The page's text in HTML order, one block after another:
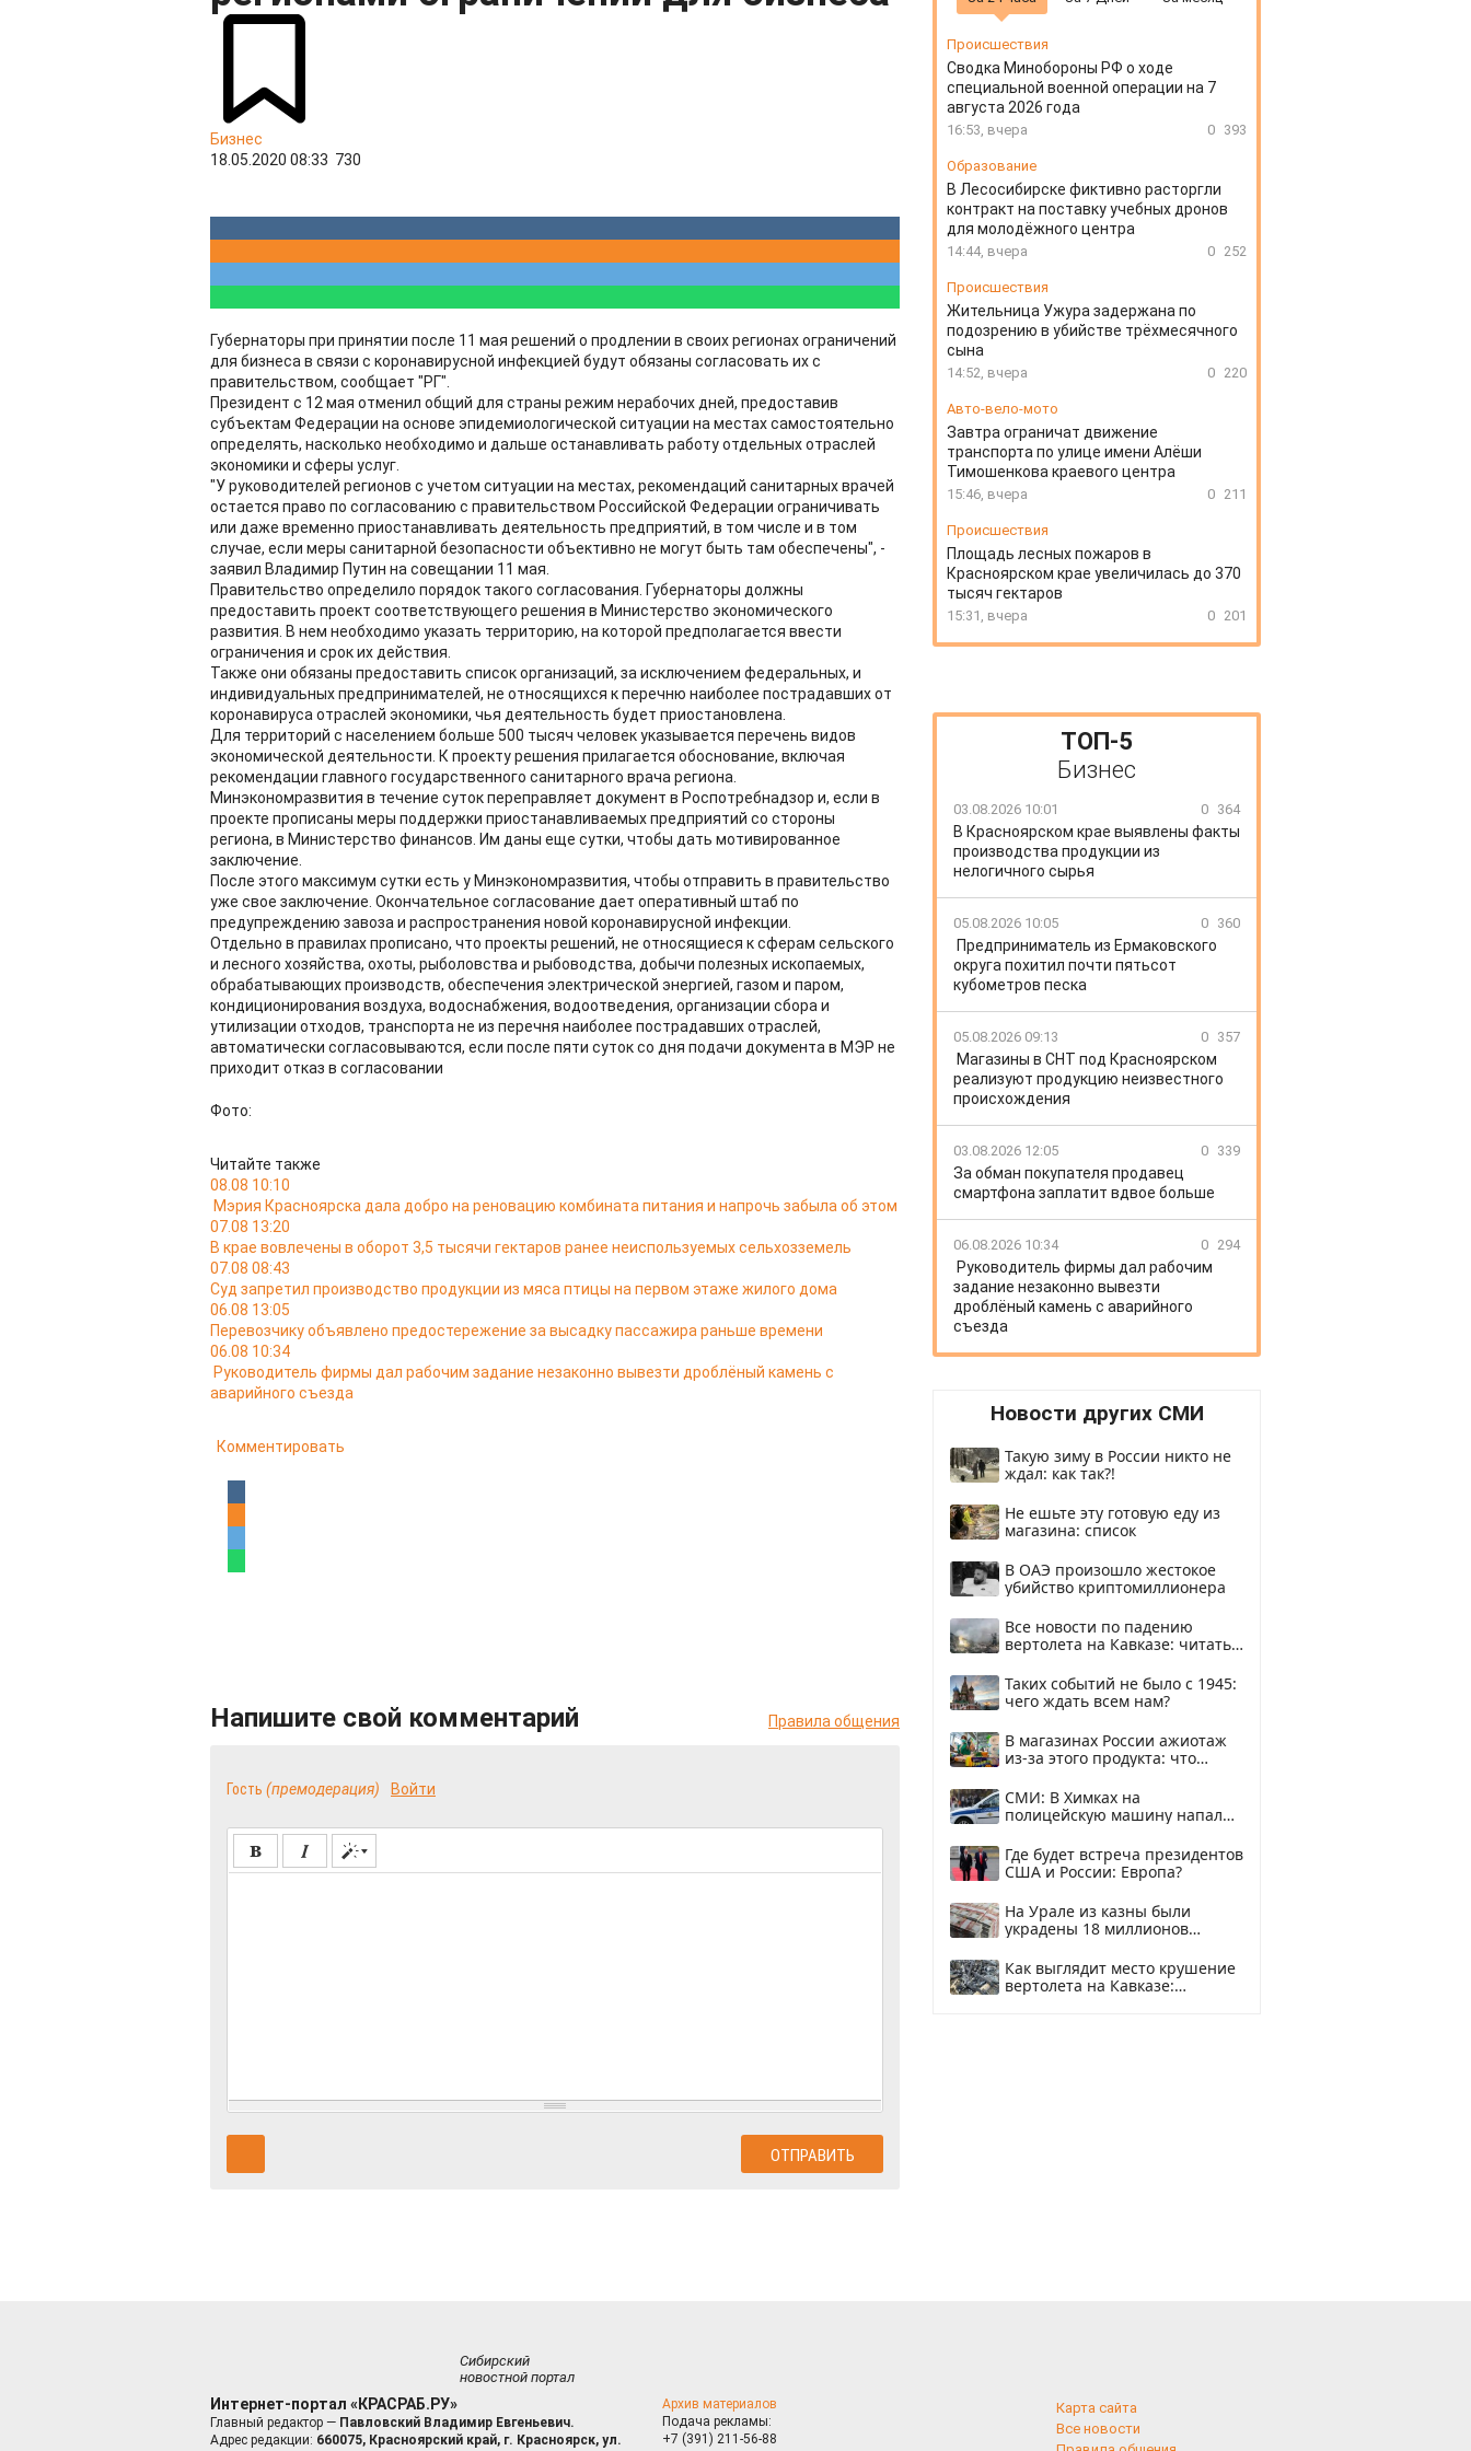
Бизнес
18.05.2020 08:33 730
Губернаторы при принятии после 11 мая решений о продлении в своих регионах ограничений
для бизнеса в связи с коронавирусной инфекцией будут обязаны согласовать их с
правительством, сообщает "РГ".
Президент с 12 мая отменил общий для страны режим нерабочих дней, предоставив
субъектам Федерации на основе эпидемиологической ситуации на местах самостоятельно
определять, насколько необходимо и дальше останавливать работу отдельных отраслей
экономики и сферы услуг.
"У руководителей регионов с учетом ситуации на местах, рекомендаций санитарных врачей
остается право по согласованию с правительством Российской Федерации ограничивать
или даже временно приостанавливать деятельность предприятий, в том числе и в том
случае, если меры санитарной безопасности объективно не могут быть там обеспечены", -
заявил Владимир Путин на совещании 11 мая.
Правительство определило порядок такого согласования. Губернаторы должны
предоставить проект соответствующего решения в Министерство экономического
развития. В нем необходимо указать территорию, на которой предполагается ввести
ограничения и срок их действия.
Также они обязаны предоставить список организаций, за исключением федеральных, и
индивидуальных предпринимателей, не относящихся к перечню наиболее пострадавших от
коронавируса отраслей экономики, чья деятельность будет приостановлена.
Для территорий с населением больше 500 тысяч человек указывается перечень видов
экономической деятельности. К проекту решения прилагается обоснование, включая
рекомендации главного государственного санитарного врача региона.
Минэкономразвития в течение суток переправляет документ в Роспотребнадзор и, если в
проекте прописаны меры поддержки приостанавливаемых предприятий со стороны
региона, в Министерство финансов. Им даны еще сутки, чтобы дать мотивированное
заключение.
После этого максимум сутки есть у Минэкономразвития, чтобы отправить в правительство
уже свое заключение. Окончательное согласование дает оперативный штаб по
предупреждению завоза и распространения новой коронавирусной инфекции.
Отдельно в правилах прописано, что проекты решений, не относящиеся к сферам сельского
и лесного хозяйства, охоты, рыболовства и рыбоводства, добычи полезных ископаемых,
обрабатывающих производств, обеспечения электрической энергией, газом и паром,
кондиционирования воздуха, водоснабжения, водоотведения, организации сбора и
утилизации отходов, транспорта не из перечня наиболее пострадавших отраслей,
автоматически согласовываются, если после пяти суток со дня подачи документа в МЭР не
приходит отказ в согласовании
Фото:
Читайте также
08.08 10:10
Мэрия Красноярска дала добро на реновацию комбината питания и напрочь забыла об этом
07.08 13:20
В крае вовлечены в оборот 3,5 тысячи гектаров ранее неиспользуемых сельхозземель
07.08 08:43
Суд запретил производство продукции из мяса птицы на первом этаже жилого дома
06.08 13:05
Перевозчику объявлено предостережение за высадку пассажира раньше времени
06.08 10:34
Руководитель фирмы дал рабочим задание незаконно вывезти дроблёный камень с
аварийного съезда
Комментировать
Напишите свой комментарий Правила общения
Гость (премодерация) Войти
Происшествия
Сводка Минобороны РФ о ходе
специальной военной операции на 7
августа 2026 года
16:53, вчера 0 393
Образование
В Лесосибирске фиктивно расторгли
контракт на поставку учебных дронов
для молодёжного центра
14:44, вчера 0 252
Происшествия
Жительница Ужура задержана по
подозрению в убийстве трёхмесячного
сына
14:52, вчера 0 220
Авто-вело-мото
Завтра ограничат движение
транспорта по улице имени Алёши
Тимошенкова краевого центра
15:46, вчера 0 211
Происшествия
Площадь лесных пожаров в
Красноярском крае увеличилась до 370
тысяч гектаров
15:31, вчера 0 201
ТОП-5
Бизнес
03.08.2026 10:01 0 364
В Красноярском крае выявлены факты
производства продукции из
нелогичного сырья
05.08.2026 10:05 0 360
Предприниматель из Ермаковского
округа похитил почти пятьсот
кубометров песка
05.08.2026 09:13 0 357
Магазины в СНТ под Красноярском
реализуют продукцию неизвестного
происхождения
03.08.2026 12:05 0 339
За обман покупателя продавец
смартфона заплатит вдвое больше
06.08.2026 10:34 0 294
Руководитель фирмы дал рабочим
задание незаконно вывезти
дроблёный камень с аварийного
съезда
Новости других СМИ
Такую зиму в России никто не
ждал: как так?!
Не ешьте эту готовую еду из
магазина: список
В ОАЭ произошло жестокое
убийство криптомиллионера
Все новости по падению
вертолета на Кавказе: читать
Таких событий не было с 1945:
чего ждать всем нам?
В магазинах России ажиотаж
из-за этого продукта: что
СМИ: В Химках на
полицейскую машину напали
Где будет встреча президентов
США и России: Европа?
На Урале из казны были
украдены 18 миллионов
Как выглядит место крушение
вертолета на Кавказе:
Сибирский
новостной портал
Интернет-портал «КРАСРАБ.РУ»
Главный редактор — Павловский Владимир Евгеньевич.
Адрес редакции: 660075, Красноярский край, г. Красноярск, ул.
Архив материалов
Подача рекламы:
+7 (391) 211-56-88
Карта сайта
Все новости